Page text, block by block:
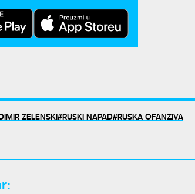
ZELENSKI RUSKI NAPAD RUSKA OFANZIVA